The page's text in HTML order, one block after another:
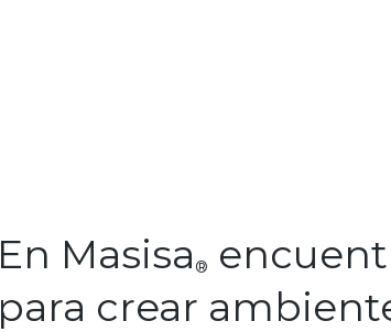
En Masisa ®
para crear